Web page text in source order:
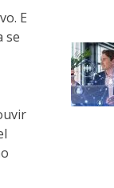
E
se